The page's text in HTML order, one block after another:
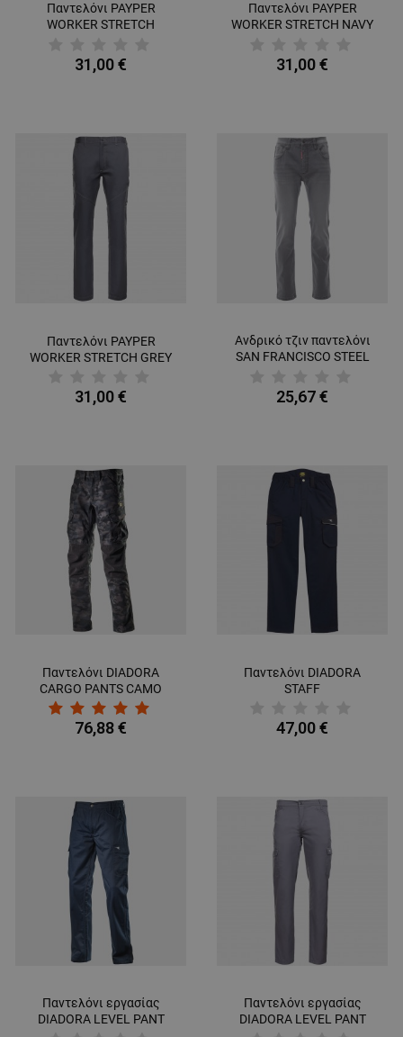
Παντελόνι PAYPER
WORKER STRETCH
31,00 €
Παντελόνι PAYPER
WORKER STRETCH NAVY
31,00 €
Παντελόνι PAYPER
WORKER STRETCH GREY
31,00 €
Ανδρικό τζιν παντελόνι
SAN FRANCISCO STEEL
25,67 €
Παντελόνι DIADORA
CARGO PANTS CAMO
76,88 €
Παντελόνι DIADORA
STAFF
47,00 €
Παντελόνι εργασίας
DIADORA LEVEL PANT
Παντελόνι εργασίας
DIADORA LEVEL PANT